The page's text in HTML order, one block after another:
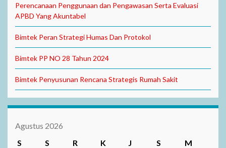
Perencanaan Penggunaan dan Pengawasan Serta Evaluasi
APBD Yang Akuntabel
Bimtek Peran Strategi Humas Dan Protokol
Bimtek PP NO 28 Tahun 2024
Bimtek Penyusunan Rencana Strategis Rumah Sakit
Agustus 2026
S
S R K J S
M